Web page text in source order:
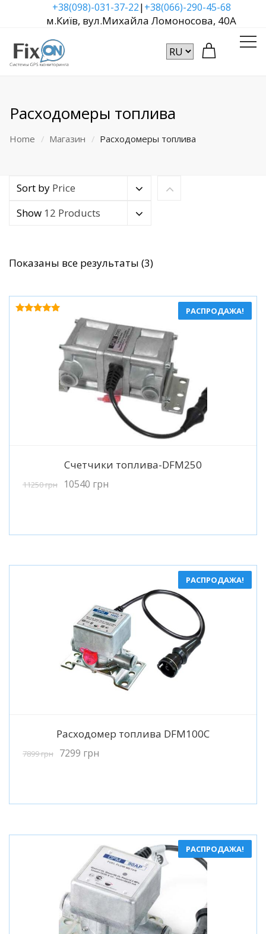
+38(098)-031-37-22|+38(066)-290-45-68
м.Київ, вул.Михайла Ломоносова, 40А
Расходомеры топлива
Home Магазин Расходомеры топлива
Sort by Price
Show 12 Products
Показаны все результаты (3)Сортировка:
популярности
РАСПРОДАЖА!
Подробнее
Счетчики топлива-DFM250
11250грн 10540 грн
РАСПРОДАЖА!
Подробнее
Расходомер топлива DFM100C
7899грн 7299 грн
РАСПРОДАЖА!